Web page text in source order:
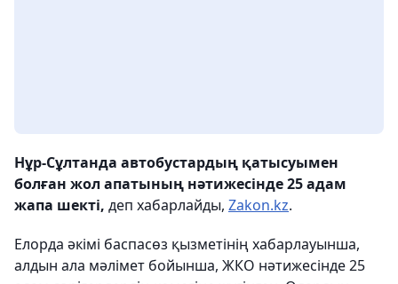
Нұр-Сұлтанда автобустардың қатысуымен
болған жол апатының нәтижесінде 25 адам
жапа шекті, деп хабарлайды, Zakon.kz.
Елорда әкімі баспасөз қызметінің хабарлауынша,
алдын ала мәлімет бойынша, ЖКО нәтижесінде 25